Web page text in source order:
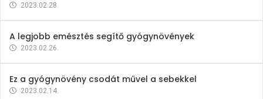
2023.02.28.
A legjobb emésztés segítő gyógynövények
2023.02.26.
Ez a gyógynövény csodát művel a sebekkel
2023.02.14.